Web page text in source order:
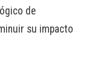
de
su impacto